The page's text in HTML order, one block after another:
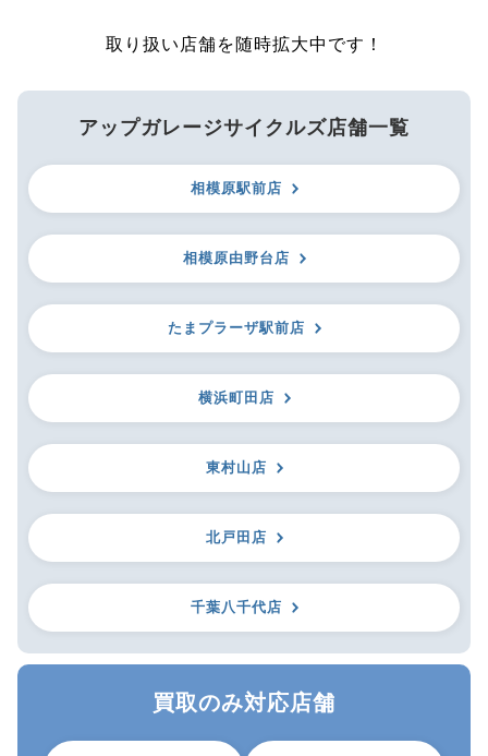
取り扱い店舗を随時拡大中です！
アップガレージサイクルズ店舗一覧
相模原駅前店
相模原由野台店
たまプラーザ駅前店
横浜町田店
東村山店
北戸田店
千葉八千代店
買取のみ対応店舗